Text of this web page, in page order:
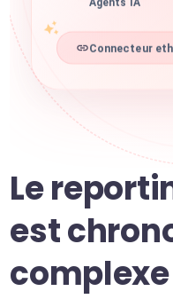
Agents IA
Connecteur
Le
est
complexe